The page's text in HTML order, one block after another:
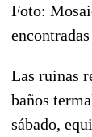
Foto:
Las ruinas
baños
sábado,